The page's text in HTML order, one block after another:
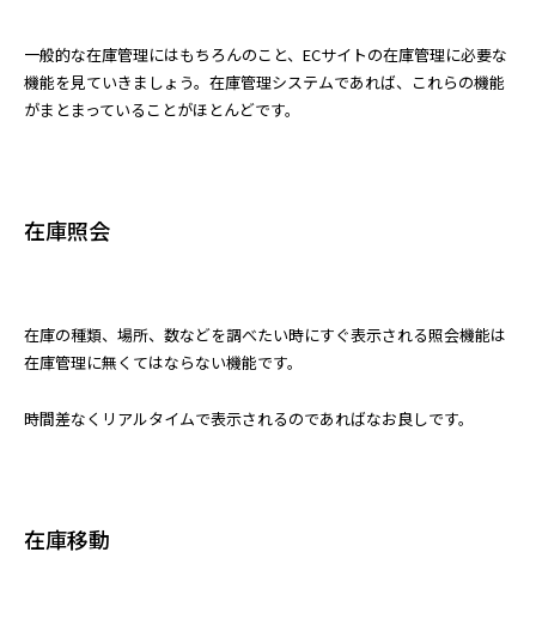
一般的な在庫管理にはもちろんのこと、ECサイトの在庫管理に必要な
機能を見ていきましょう。在庫管理システムであれば、これらの機能
がまとまっていることがほとんどです。
在庫照会
在庫の種類、場所、数などを調べたい時にすぐ表示される照会機能は
在庫管理に無くてはならない機能です。
時間差なくリアルタイムで表示されるのであればなお良しです。
在庫移動